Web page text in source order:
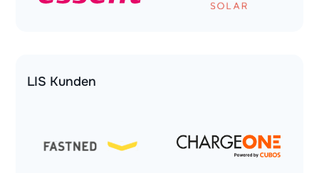
LIS Kunden